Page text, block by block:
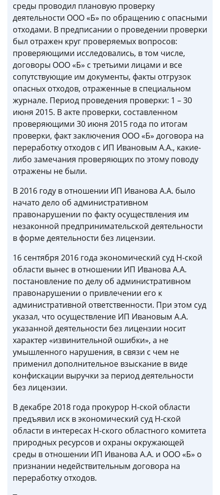
среды проводил плановую проверку
деятельности ООО «Б» по обращению с опасными
отходами. В предписании о проведении проверки
был отражен круг проверяемых вопросов:
проверяющими исследовались, в том числе,
договоры ООО «Б» с третьими лицами и все
сопутствующие им документы, факты отгрузок
опасных отходов, отраженные в специальном
журнале. Период проведения проверки: 1 – 30
июня 2015. В акте проверки, составленном
проверяющими 30 июня 2015 года по итогам
проверки, факт заключения ООО «Б» договора на
переработку отходов с ИП Ивановым А.А., какие-
либо замечания проверяющих по этому поводу
отражены не были.
В 2016 году в отношении ИП Иванова А.А. было
начато дело об административном
правонарушении по факту осуществления им
незаконной предпринимательской деятельности
в форме деятельности без лицензии.
16 сентября 2016 года экономический суд Н-ской
области вынес в отношении ИП Иванова А.А.
постановление по делу об административном
правонарушении о привлечении его к
административной ответственности. При этом суд
указал, что осуществление ИП Ивановым А.А.
указанной деятельности без лицензии носит
характер «извинительной ошибки», а не
умышленного нарушения, в связи с чем не
применил дополнительное взыскание в виде
конфискации выручки за период деятельности
без лицензии.
В декабре 2018 года прокурор Н-ской области
предъявил иск в экономический суд Н-ской
области в интересах Н-ского областного комитета
природных ресурсов и охраны окружающей
среды в отношении ИП Иванова А.А. и ООО «Б» о
признании недействительным договора на
переработку отходов.